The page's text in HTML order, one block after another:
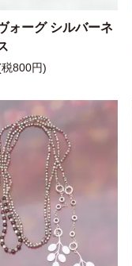
ォーグ シルバーネ
800円)